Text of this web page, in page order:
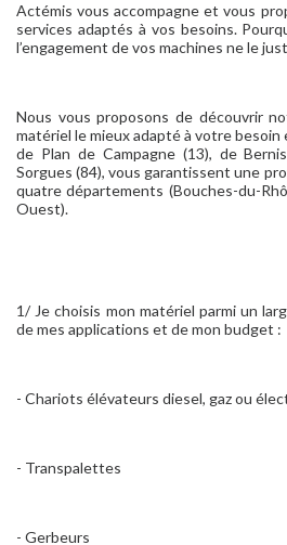
Actémis vous accompagne et vous
services adaptés à vos besoins.
l’engagement de vos machines ne le
Nous vous proposons de découvrir
matériel le mieux adapté à votre
de Plan de Campagne (13), de
Sorgues (84), vous garantissent une
quatre départements (Bouches-du-
Ouest).
1/ Je choisis mon matériel parmi un
de mes applications et de mon budget :
- Chariots élévateurs diesel, gaz ou
- Transpalettes
- Gerbeurs